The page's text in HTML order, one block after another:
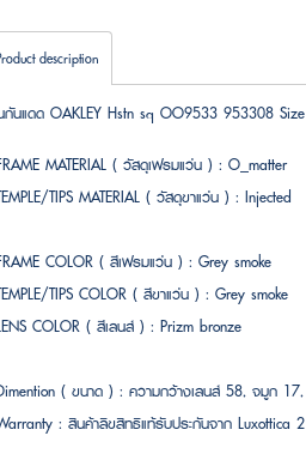
description
กันแดด OAKLEY Hstn sq OO9533 953308
MATERIAL ( วัสดุเฟรมแว่น ) : O_matter
TIPS MATERIAL ( วัสดุขาแว่น ) : Injected
COLOR ( สีเฟรมแว่น ) : Grey smoke
TIPS COLOR ( สีขาแว่น ) : Grey smoke
COLOR ( สีเลนส์ ) : Prizm bronze
( ขนาด ) : ความกว้างเลนส์ 58, จมูก
: สินค้าลิขสิทธิแท้รับประกันจาก Luxottica